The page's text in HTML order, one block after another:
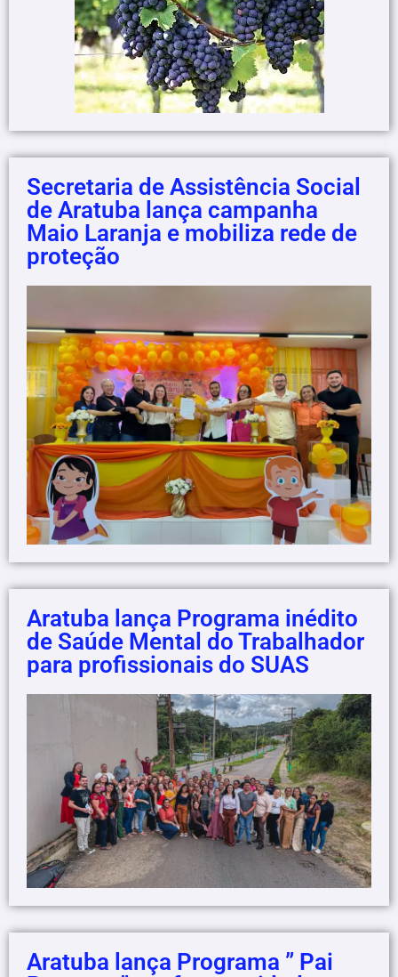
Secretaria de Assistência Social
de Aratuba lança campanha
Maio Laranja e mobiliza rede de
proteção
Aratuba lança Programa inédito
de Saúde Mental do Trabalhador
para profissionais do SUAS
Aratuba lança Programa ” Pai